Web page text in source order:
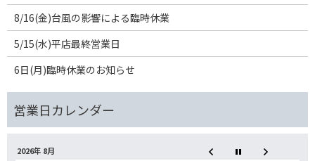
8/16(金)台風の影響による臨時休業
5/15(水)平店最終営業日
6日(月)臨時休業のお知らせ
2026年 8月